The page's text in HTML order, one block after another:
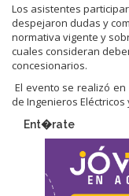
Los asistentes
despejaron dudas y
normativa vigente y
cuales consideran
concesionarios.
El evento se realizó
de Ingenieros Eléctricos
Ent�rate